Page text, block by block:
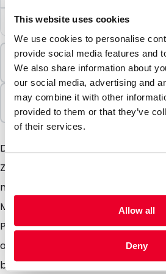
This website uses cookies
We use cookies to personalise
provide social media features and
We also share information about
our social media, advertising and
may combine it with other
provided to them or that they’ve
of their services.
Allow all
Deny
20000 €22,01
Mindestbestellung
500 Einheiten
In Paketen verkauft
500 Einheiten
Die weissen Papierumschläge
Zwecke verwendbar und nutzbar.
mal an Ihre normale Hauspost,
Mailings. Des weiteren ist es
Papierumschläge mit Ihrem
anderen Bedruckung zu
bedrucken.